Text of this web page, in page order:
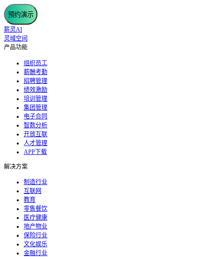
预约演示
薪灵AI
灵域空间
产品功能
组织员工
薪酬考勤
招聘管理
绩效激励
培训管理
集团管理
电子合同
智数分析
开放互联
人才管理
APP下载
解决方案
制造行业
互联网
教育
零售餐饮
医疗健康
地产物业
保险行业
文化娱乐
金融行业